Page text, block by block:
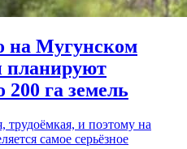
на Мугунском
планируют
200 га земель
трудоёмкая, и поэтому на
самое серьёзное